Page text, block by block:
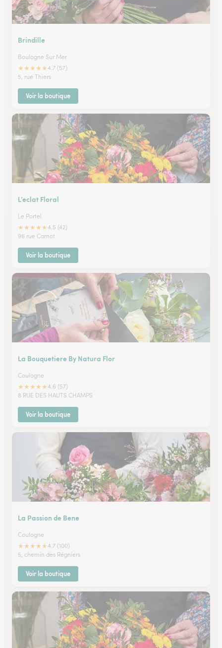
Brindille
Boulogne Sur Mer
★★★★★4.7 (57)
5, rue Thiers
Voir la boutique
L’eclat Floral
Le Portel
★★★★★4.5 (42)
96 rue Carnot
Voir la boutique
La Bouquetiere By Natura Flor
Coulogne
★★★★★4.6 (57)
8 RUE DES HAUTS CHAMPS
Voir la boutique
La Passion de Bene
Coulogne
★★★★★4.7 (100)
5, chemin des Régniers
Voir la boutique